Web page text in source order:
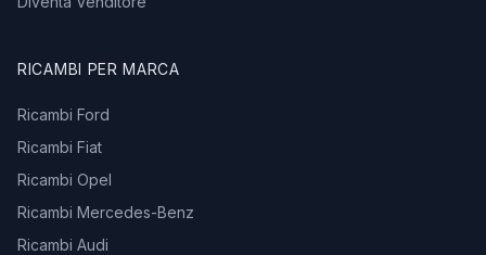
RICAMBI PER MARCA
Ricambi Ford
Ricambi Fiat
Ricambi Opel
Ricambi Mercedes-Benz
Ricambi Audi